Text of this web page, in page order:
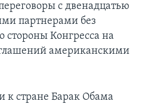
с двенадцатью
партнерами без
стороны Конгресса на
американскими
к стране Барак Обама